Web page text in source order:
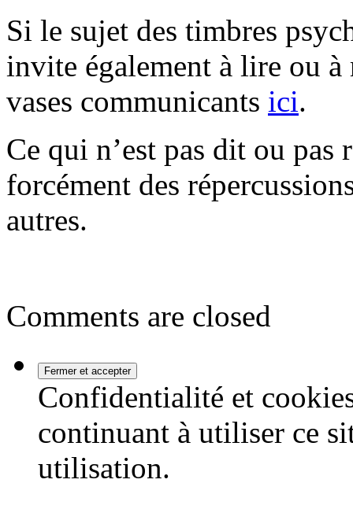
Si le sujet des timbres
invite également à lire ou
vases communicants ici.
Ce qui n’est pas dit ou pas
forcément des
autres.
Comments are closed
Confidentialité et
continuant à utiliser ce
utilisation.